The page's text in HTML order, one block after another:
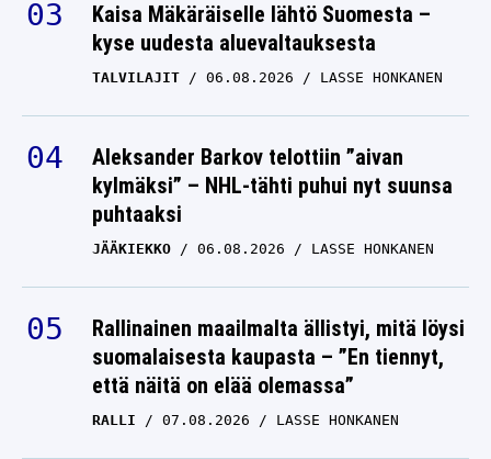
Kaisa Mäkäräiselle lähtö Suomesta –
kyse uudesta aluevaltauksesta
TALVILAJIT 06.08.2026 LASSE HONKANEN
Aleksander Barkov telottiin ”aivan
kylmäksi” – NHL-tähti puhui nyt suunsa
puhtaaksi
JÄÄKIEKKO 06.08.2026 LASSE HONKANEN
Rallinainen maailmalta ällistyi, mitä löysi
suomalaisesta kaupasta – ”En tiennyt,
että näitä on elää olemassa”
RALLI 07.08.2026 LASSE HONKANEN